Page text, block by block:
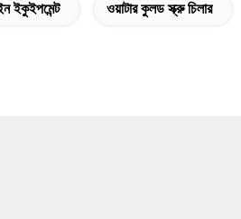
ইকুইপমেন্ট ওয়াটার কুলড স্ক্রু চিলার